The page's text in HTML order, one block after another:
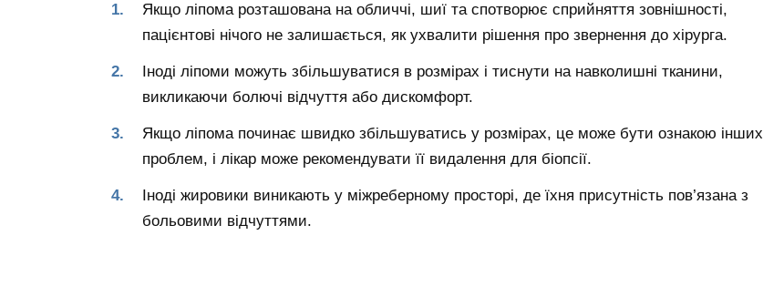
Якщо ліпома розташована на обличчі, шиї та спотворює сприйняття зовнішності,
пацієнтові нічого не залишається, як ухвалити рішення про звернення до хірурга.
Іноді ліпоми можуть збільшуватися в розмірах і тиснути на навколишні тканини,
викликаючи болючі відчуття або дискомфорт.
Якщо ліпома починає швидко збільшуватись у розмірах, це може бути ознакою інших
проблем, і лікар може рекомендувати її видалення для біопсії.
Іноді жировики виникають у міжреберному просторі, де їхня присутність пов’язана з
больовими відчуттями.